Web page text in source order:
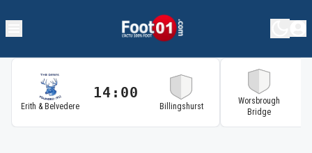
Erith & Belvedere
14:00
Billingshurst
Worsbrough
Bridge